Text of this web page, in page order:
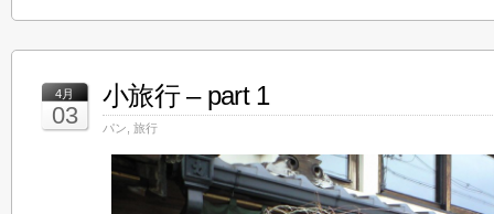
4月
03
小旅行 – part 1
パン 旅行